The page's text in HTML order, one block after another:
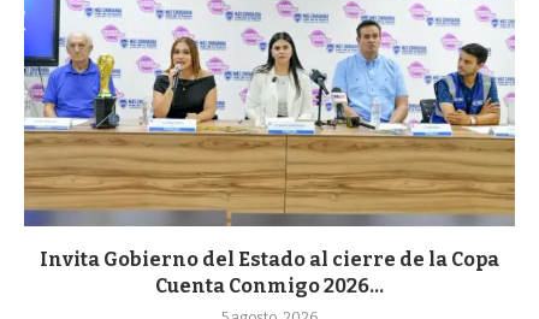
Invita Gobierno del Estado al cierre de la Copa
Cuenta Conmigo 2026...